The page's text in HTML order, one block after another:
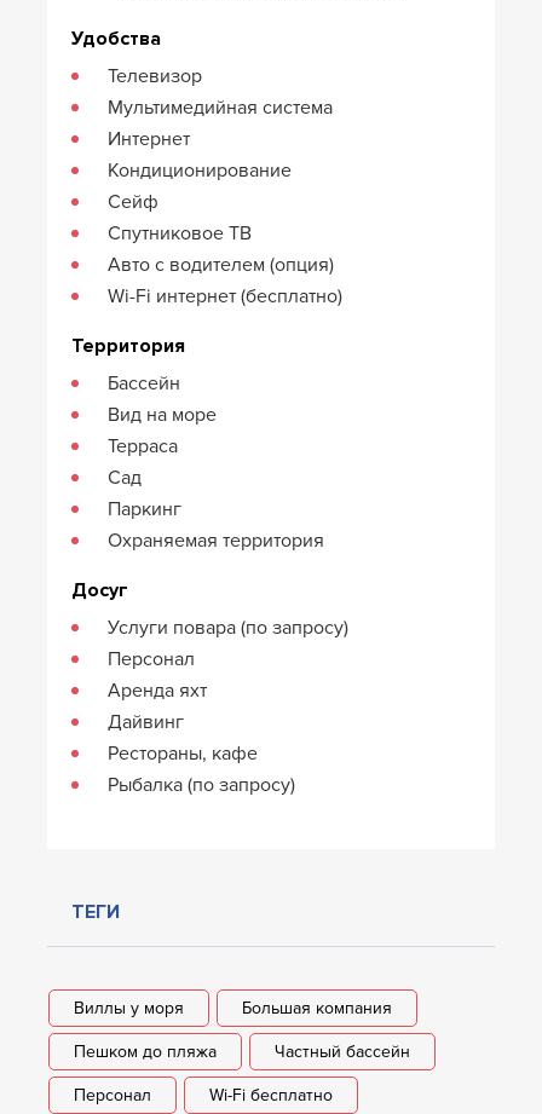
Удобства
Телевизор
Мультимедийная система
Интернет
Кондиционирование
Сейф
Спутниковое ТВ
Авто с водителем (опция)
Wi-Fi интернет (бесплатно)
Территория
Бассейн
Вид на море
Терраса
Сад
Паркинг
Охраняемая территория
Досуг
Услуги повара (по запросу)
Персонал
Аренда яхт
Дайвинг
Рестораны, кафе
Рыбалка (по запросу)
ТЕГИ
Виллы у моря Большая компания
Пешком до пляжа Частный бассейн
Персонал Wi-Fi бесплатно